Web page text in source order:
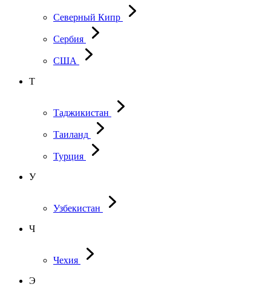
Северный Кипр
Сербия
США
Т
Таджикистан
Таиланд
Турция
У
Узбекистан
Ч
Чехия
Э